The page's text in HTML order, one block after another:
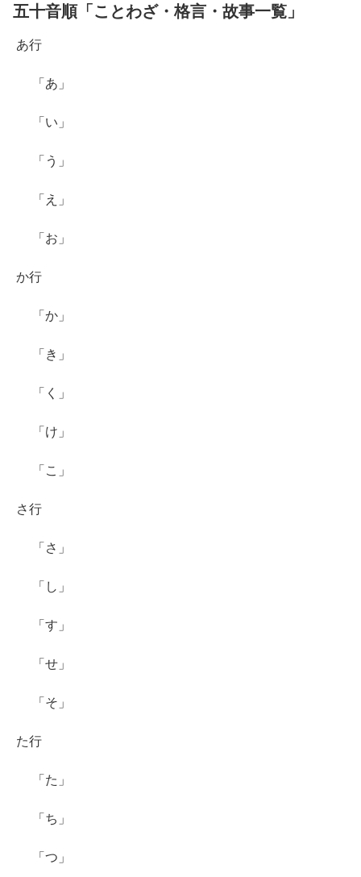
五十音順「ことわざ・格言・故事一覧」
あ行
「あ」
「い」
「う」
「え」
「お」
か行
「か」
「き」
「く」
「け」
「こ」
さ行
「さ」
「し」
「す」
「せ」
「そ」
た行
「た」
「ち」
「つ」